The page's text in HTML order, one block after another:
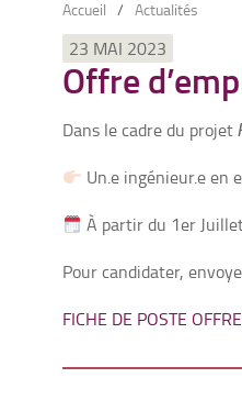
Accueil / Actualités
23 MAI 2023
Offre
Dans le cadre du projet
Un.e ingénieur.e en
À partir du 1er
Pour candidater,
FICHE DE POSTE